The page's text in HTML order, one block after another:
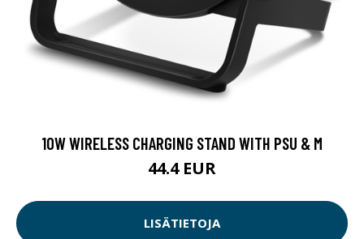
10W WIRELESS CHARGING STAND WITH PSU & M
44.4 EUR
LISÄTIETOJA